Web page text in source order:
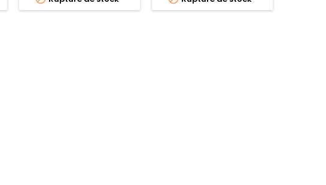
l'Empire T’au.
Croisade approfondies, les